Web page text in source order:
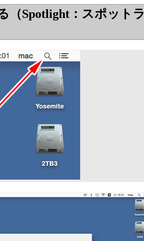
（Spotlight：スポットラ